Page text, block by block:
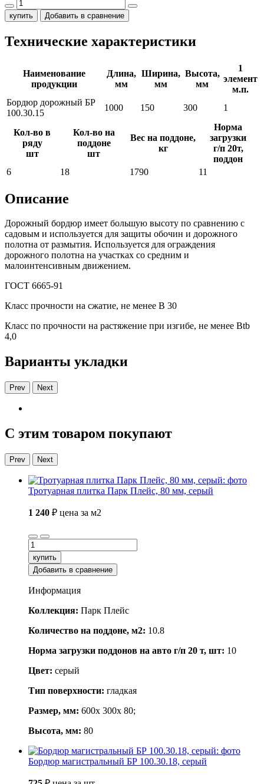
купить Добавить в сравнение
Технические характеристики
Наименование
продукции
Длина,
мм
Ширина,
мм
Высота,
мм
1
элемент
м.п.
Бордюр дорожный БР
100.30.15
1000 150 300 1
Кол-во в
ряду
шт
Кол-во на
поддоне
шт
Вес на поддоне,
кг
Норма
загрузки
г/п 20т,
поддон
6
18 1790 11
Описание
Дорожный бордюр имеет большую высоту по сравнению с
садовым и используется для защиты обочин и дорожного
полотна от размытия. Используется для ограждения
дорожного полотна на участках со средним и
малоинтенсивным движением.
ГОСТ 6665-91
Класс прочности на сжатие, не менее В 30
Класс по прочности на растяжение при изгибе, не менее Вtb
4,0
Варианты укладки
Prev Next
С этим товаром покупают
Prev Next
Тротуарная плитка Парк Плейс, 80 мм, серый
1 240 ₽ цена за м2
купить
Добавить в сравнение
Информация
Коллекция: Парк Плейс
Количество на поддоне, м2: 10.8
Норма загрузки поддонов на авто г/п 20 т, шт: 10
Цвет: серый
Тип поверхности: гладкая
Размер, мм: 600x 300x 80;
Высота, мм: 80
Бордюр магистральный БР 100.30.18, серый